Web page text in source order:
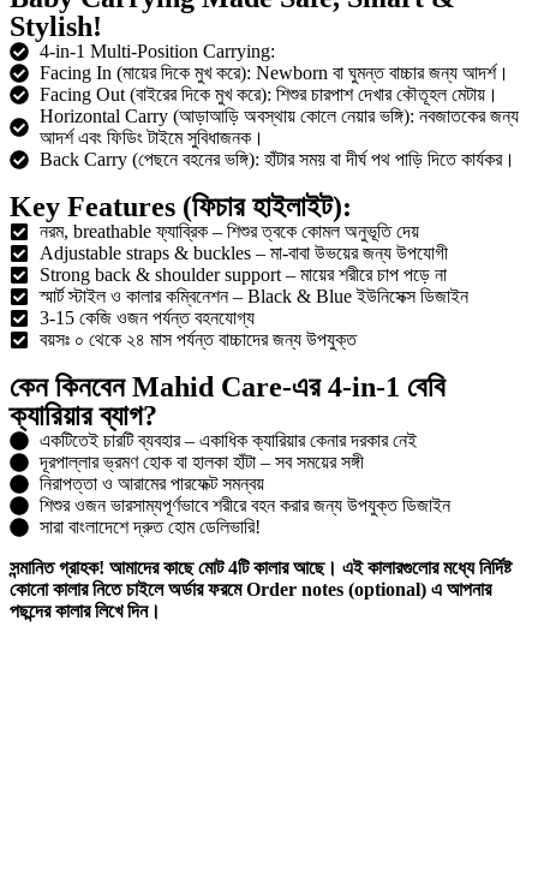
Stylish!
4-in-1 Multi-Position Carrying:
Facing In (মায়ের দিকে মুখ করে): Newborn বা ঘুমন্ত বাচ্চার জন্য আদর্শ।
Facing Out (বাইরের দিকে মুখ করে): শিশুর চারপাশ দেখার কৌতূহল মেটায়।
Horizontal Carry (আড়াআড়ি অবস্থায় কোলে নেয়ার ভঙ্গি): নবজাতকের জন্য
আদর্শ এবং ফিডিং টাইমে সুবিধাজনক।
Back Carry (পেছনে বহনের ভঙ্গি): হাঁটার সময় বা দীর্ঘ পথ পাড়ি দিতে কার্যকর।
Key Features (ফিচার হাইলাইট):
নরম, breathable ফ্যাব্রিক – শিশুর ত্বকে কোমল অনুভূতি দেয়
Adjustable straps & buckles – মা-বাবা উভয়ের জন্য উপযোগী
Strong back & shoulder support – মায়ের শরীরে চাপ পড়ে না
স্মার্ট স্টাইল ও কালার কম্বিনেশন – Black & Blue ইউনিসেক্স ডিজাইন
3-15 কেজি ওজন পর্যন্ত বহনযোগ্য
বয়সঃ ০ থেকে ২৪ মাস পর্যন্ত বাচ্চাদের জন্য উপযুক্ত
কেন কিনবেন Mahid Care-এর 4-in-1 বেবি
ক্যারিয়ার ব্যাগ?
একটিতেই চারটি ব্যবহার – একাধিক ক্যারিয়ার কেনার দরকার নেই
দূরপাল্লার ভ্রমণ হোক বা হালকা হাঁটা – সব সময়ের সঙ্গী
নিরাপত্তা ও আরামের পারফেক্ট সমন্বয়
শিশুর ওজন ভারসাম্যপূর্ণভাবে শরীরে বহন করার জন্য উপযুক্ত ডিজাইন
সারা বাংলাদেশে দ্রুত হোম ডেলিভারি!
সন্মানিত গ্রাহক! আমাদের কাছে মোট 4টি কালার আছে। এই কালারগুলোর মধ্যে নির্দিষ্ট
কোনো কালার নিতে চাইলে অর্ডার ফরমেOrder notes (optional) এ আপনার
পছন্দের কালার লিখে দিন।